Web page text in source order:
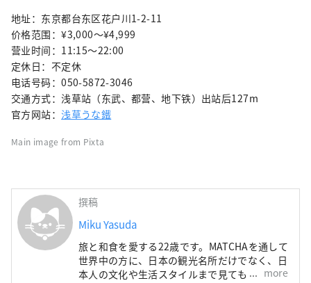
地址：东京都台东区花户川1-2-11
价格范围：¥3,000〜¥4,999
营业时间：11:15～22:00
定休日：不定休
电话号码：050-5872-3046
交通方式：浅草站（东武、都营、地下铁）出站后127m
官方网站：浅草うな鐵
Main image from Pixta
撰稿
Miku Yasuda
旅と和食を愛する22歳です。MATCHAを通して
世界中の方に、日本の観光名所だけでなく、日
本人の文化や生活スタイルまで見てもらえたら
more